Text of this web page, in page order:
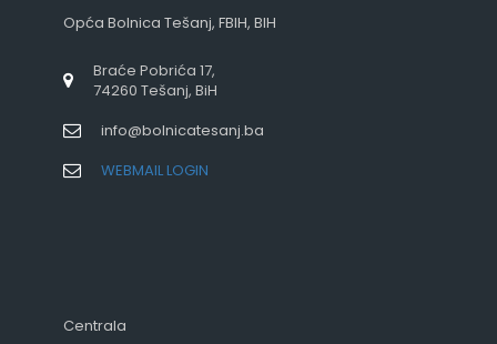
Opća Bolnica Tešanj, FBIH, BIH
Braće Pobrića 17,
74260 Tešanj, BiH
info@bolnicatesanj.ba
WEBMAIL LOGIN
Centrala